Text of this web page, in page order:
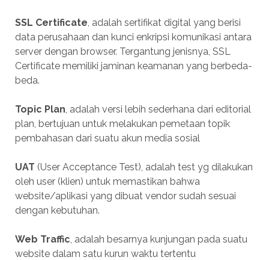
SSL Certificate, adalah sertifikat digital yang berisi
data perusahaan dan kunci enkripsi komunikasi antara
server dengan browser. Tergantung jenisnya, SSL
Certificate memiliki jaminan keamanan yang berbeda-
beda.
Topic Plan, adalah versi lebih sederhana dari editorial
plan, bertujuan untuk melakukan pemetaan topik
pembahasan dari suatu akun media sosial
UAT (User Acceptance Test), adalah test yg dilakukan
oleh user (klien) untuk memastikan bahwa
website/aplikasi yang dibuat vendor sudah sesuai
dengan kebutuhan.
Web Traffic, adalah besarnya kunjungan pada suatu
website dalam satu kurun waktu tertentu